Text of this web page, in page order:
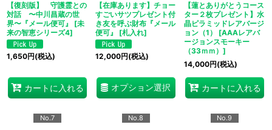
【復刻版】 守護霊との
対話 〜中川昌蔵の世
界〜『メール便可』
[未
来の智恵シリーズ4]
1,650円(税込)
カートに入れる
【在庫あります】チョー
すごいサツプレゼント付
き友を呼ぶ財布『メール
便可』
[札入れ]
12,000円(税込)
オプション選択
【蓮とありがとうコース
ター２枚プレゼント】水
晶ピラミッドレアバージ
ョン（1）
[AAAレアバ
ージョンスモーキー
（33ｍｍ） ]
14,000円(税込)
カートに入れる
No.7 No.8 No.9